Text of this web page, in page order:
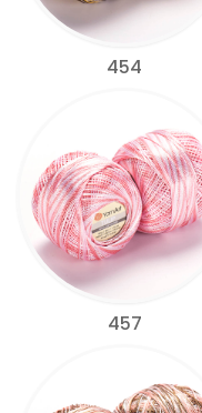
454
457